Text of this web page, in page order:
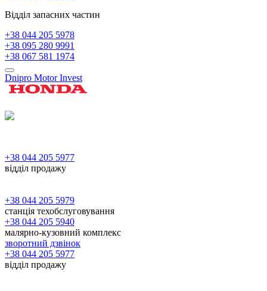
Відділ запасних частин
+38 044 205 5978
+38 095 280 9991
+38 067 581 1974
Dnipro Motor Invest
+38 044 205 5977
відділ продажу
+38 044 205 5979
станція техобслуговування
+38 044 205 5940
малярно-кузовний комплекс
зворотний дзвінок
+38 044 205 5977
відділ продажу